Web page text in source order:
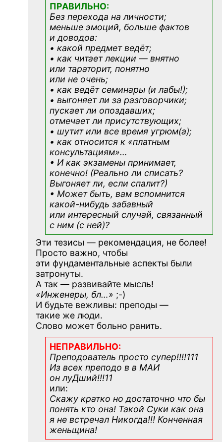
ПРАВИЛЬНО:
Без перехода на личности;
меньше эмоций, больше фактов
и доводов:
• какой предмет ведёт;
• как читает лекции — внятно
или тараторит, понятно
или не очень;
• как ведёт семинары (и лабы!);
• выгоняет ли за разговорчики;
пускает ли опоздавших;
отмечает ли присутствующих;
• шутит или все время угрюм(а);
• как относится к «платным
консультациям»…
• И как экзамены принимает,
конечно! (Реально ли списать?
Выгоняет ли, если спалит?)
• Может быть, вам вспомнится
какой-нибудь забавный
или интересный случай, связанный
с ним (с ней)?
Эти тезисы — рекомендация, не более!
Просто важно, чтобы
эти фундаментальные аспекты были
затронуты.
А так — развивайте мысль!
«Инженеры, бл…» ;-)
И будьте вежливы: преподы —
такие же люди.
Слово может больно ранить.
НЕПРАВИЛЬНО:
Преподователь просто супер!!!!111
Из всех преподо в в МАИ
он луДший!!!11
или:
Скажу кратко но достаточно что бы
понять кто она! Такой Суки как она
я не встречал Никогда!!! Конченная
женьщина!